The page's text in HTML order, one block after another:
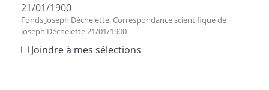
21/01/1900
Fonds Joseph Déchelette. Correspondance scientifique de
Joseph Déchelette 21/01/1900
Joindre à mes sélections